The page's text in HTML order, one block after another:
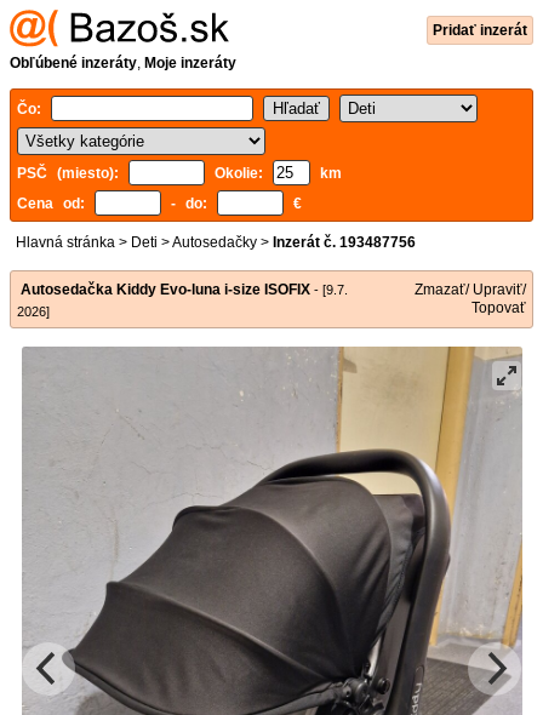
Pridať inzerát
Obľúbené inzeráty, Moje inzeráty
Čo:
PSČ (miesto): Okolie:
km
Cena od:
- do: €
Hlavná stránka > Deti >Autosedačky > Inzerát č. 193487756
Autosedačka Kiddy Evo-luna i-size ISOFIX - [9.7.
2026]
Zmazať/ Upraviť/
Topovať